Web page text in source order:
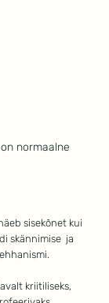
normaalne
sisekõnet kui
skännimise  ja
kriitiliseks,